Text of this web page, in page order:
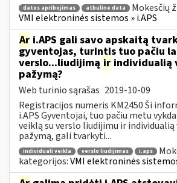
datos apribojimas atbuline data
Mokesčių
VMI elektroninės sistemos » i.APS
Ar i.APS gali savo apskaitą
gyventojas, turintis tuo pačiu
verslo...liudijimą ir individualią
pažymą?
Web turinio sąrašas 2019-10-09
Registracijos numeris KM2450 Ši
i.APS Gyventojai, tuo pačiu metu
veiklą su verslo liudijimu ir
pažymą, gali tvarkyti...
individuali veikla verslo liudijimas i.aps
kategorijos:VMI elektroninės